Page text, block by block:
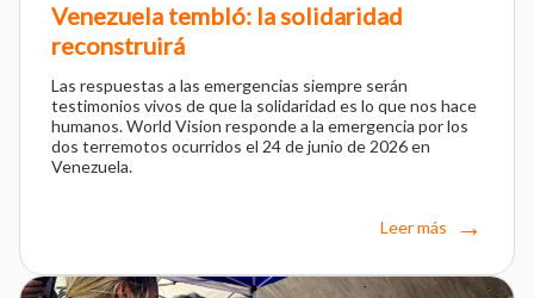
Venezuela tembló: la solidaridad
reconstruirá
Las respuestas a las emergencias siempre serán
testimonios vivos de que la solidaridad es lo que nos hace
humanos. World Vision responde a la emergencia por los
dos terremotos ocurridos el 24 de junio de 2026 en
Venezuela.
Leer más